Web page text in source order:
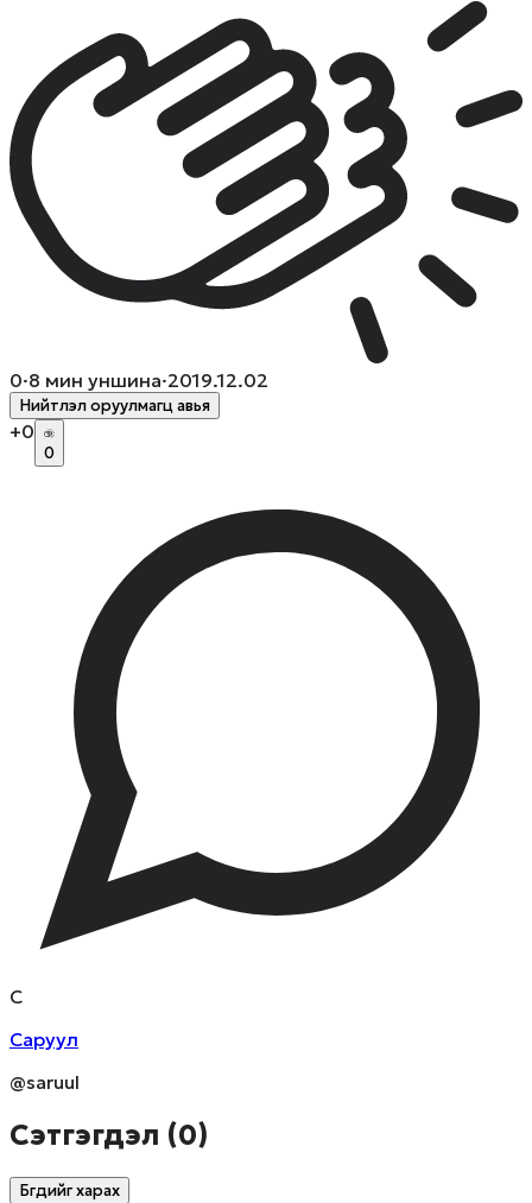
0·8 мин уншина·2019.12.02
Нийтлэл оруулмагц авья
+0
0
С
Саруул
@saruul
Сэтгэгдэл (0)
Бүгдийг харах